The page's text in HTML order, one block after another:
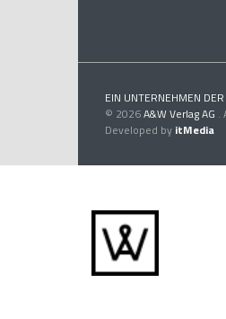
EIN UNTERNEHMEN
© 2026A&W Verlag AG .
Developed by itMedia